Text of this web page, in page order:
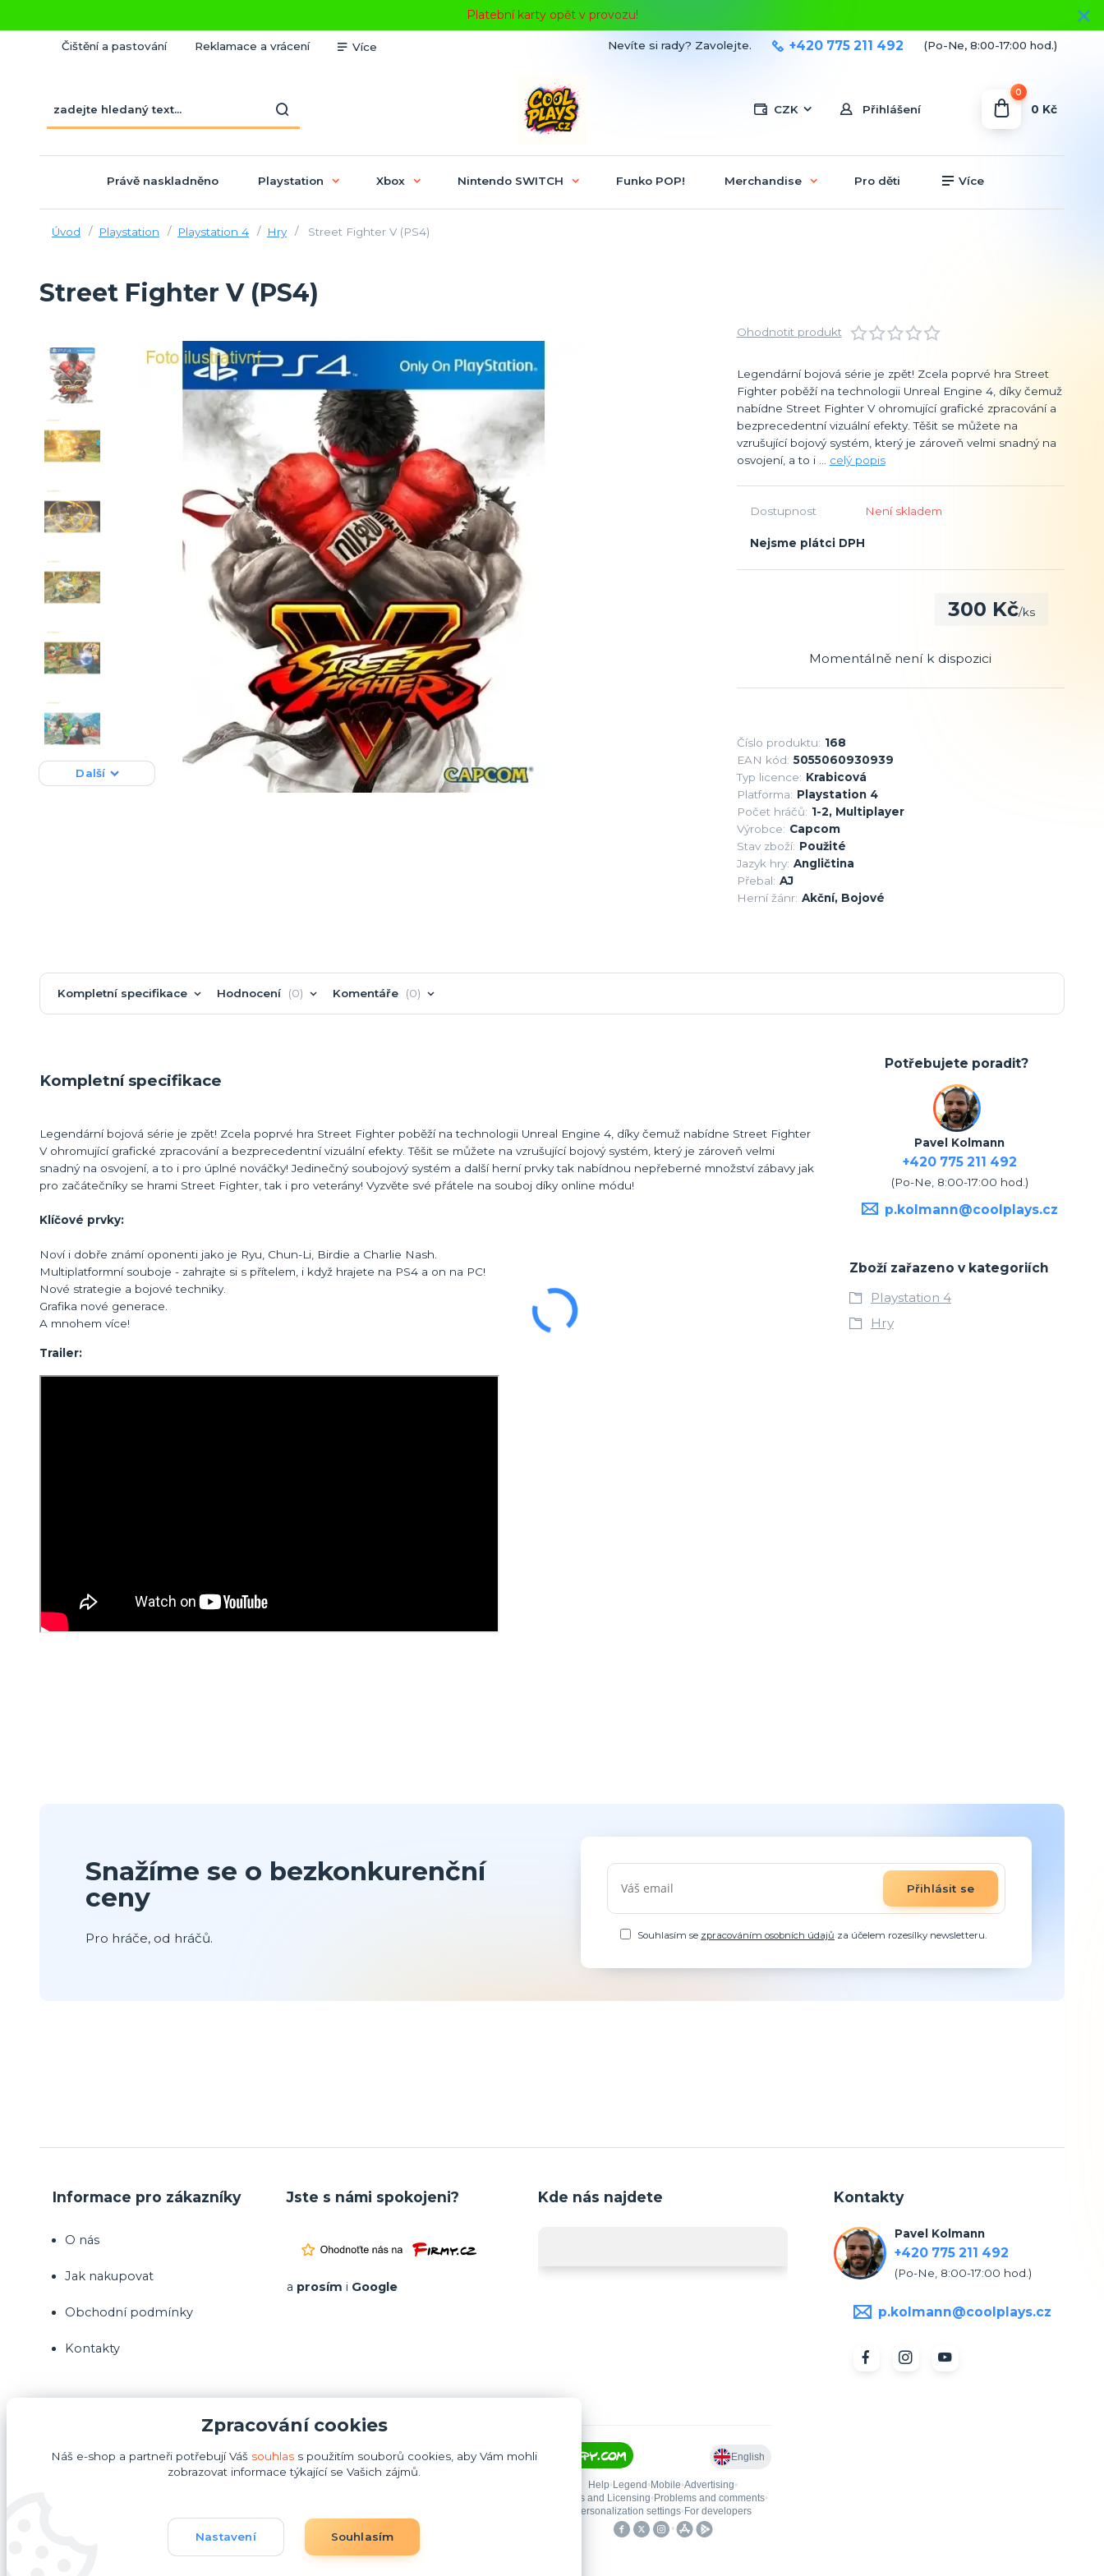
Platební karty opět v provozu!
Čištění a pastování Reklamace a vrácení Více
CZK Přihlášení
Nevíte si rady? Zavolejte. +420 775 211 492 (Po-Ne, 8:00-17:00 hod.)
0
0 Kč
Právě naskladněno Playstation Xbox Nintendo SWITCH Funko POP! Merchandise Pro děti Více
Úvod Playstation Playstation 4 Hry Street Fighter V (PS4)
Street Fighter V (PS4)
Další
Ohodnotit produkt
Legendární bojová série je zpět! Zcela poprvé hra Street
Fighter poběží na technologii Unreal Engine 4, díky čemuž
nabídne Street Fighter V ohromující grafické zpracování a
bezprecedentní vizuální efekty. Těšit se můžete na
vzrušující bojový systém, který je zároveň velmi snadný na
osvojení, a to i ... celý popis
Dostupnost Není skladem
Nejsme plátci DPH
300 Kč/ks
Momentálně není k dispozici
Číslo produktu: 168
EAN kód: 5055060930939
Typ licence: Krabicová
Platforma: Playstation 4
Počet hráčů: 1-2, Multiplayer
Výrobce: Capcom
Stav zboží: Použité
Jazyk hry: Angličtina
Přebal: AJ
Herní žánr: Akční, Bojové
Kompletní specifikace Hodnocení 0 Komentáře 0
Kompletní specifikace
Legendární bojová série je zpět! Zcela poprvé hra Street Fighter poběží na technologii Unreal Engine 4, díky čemuž nabídne Street Fighter
V ohromující grafické zpracování a bezprecedentní vizuální efekty. Těšit se můžete na vzrušující bojový systém, který je zároveň velmi
snadný na osvojení, a to i pro úplné nováčky! Jedinečný soubojový systém a další herní prvky tak nabídnou nepřeberné množství zábavy jak
pro začátečníky se hrami Street Fighter, tak i pro veterány! Vyzvěte své přátele na souboj díky online módu!
Klíčové prvky:
Noví i dobře známí oponenti jako je Ryu, Chun-Li, Birdie a Charlie Nash.
Multiplatformní souboje - zahrajte si s přítelem, i když hrajete na PS4 a on na PC!
Nové strategie a bojové techniky.
Grafika nové generace.
A mnohem více!
Trailer:
Potřebujete poradit?
Pavel Kolmann
+420 775 211 492
(Po-Ne, 8:00-17:00 hod.)
p.kolmann@coolplays.cz
Zboží zařazeno v kategoriích
Playstation 4
Hry
Snažíme se o bezkonkurenční
ceny
Pro hráče, od hráčů.
Přihlásit se
Souhlasím se zpracováním osobních údajů za účelem rozesílky newsletteru.
Informace pro zákazníky
O nás
Jak nakupovat
Obchodní podmínky
Kontakty
Jste s námi spokojeni?
a prosím i Google
Kde nás najdete Kontakty
Pavel Kolmann
+420 775 211 492
(Po-Ne, 8:00-17:00 hod.)
p.kolmann@coolplays.cz
Zpracování cookies
Náš e-shop a partneři potřebují Váš souhlas s použitím souborů cookies, aby Vám mohli
zobrazovat informace týkající se Vašich zájmů.
Nastavení Souhlasím